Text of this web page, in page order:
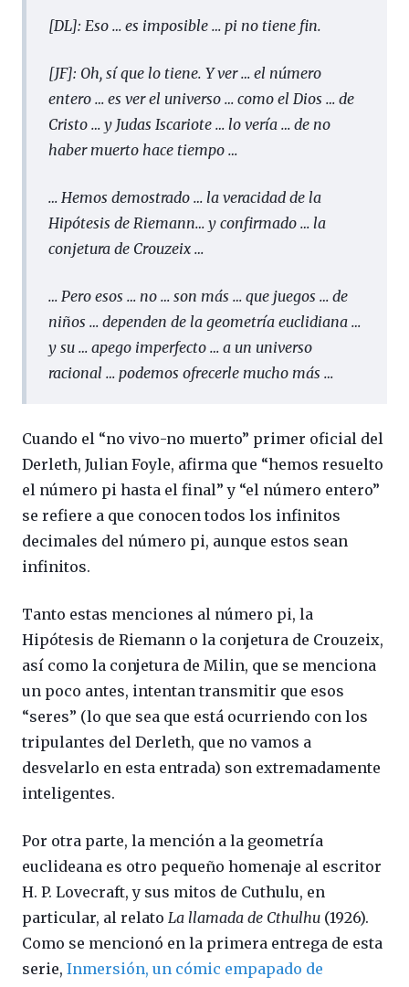
[DL]: Eso … es imposible … pi no tiene fin.
[JF]: Oh, sí que lo tiene. Y ver … el número
entero … es ver el universo … como el Dios … de
Cristo … y Judas Iscariote … lo vería … de no
haber muerto hace tiempo …
… Hemos demostrado … la veracidad de la
Hipótesis de Riemann… y confirmado … la
conjetura de Crouzeix …
… Pero esos … no … son más … que juegos … de
niños … dependen de la geometría euclidiana …
y su … apego imperfecto … a un universo
racional … podemos ofrecerle mucho más …
Cuando el “no vivo-no muerto” primer oficial del
Derleth, Julian Foyle, afirma que “hemos resuelto
el número pi hasta el final” y “el número entero”
se refiere a que conocen todos los infinitos
decimales del número pi, aunque estos sean
infinitos.
Tanto estas menciones al número pi, la
Hipótesis de Riemann o la conjetura de Crouzeix,
así como la conjetura de Milin, que se menciona
un poco antes, intentan transmitir que esos
“seres” (lo que sea que está ocurriendo con los
tripulantes del Derleth, que no vamos a
desvelarlo en esta entrada) son extremadamente
inteligentes.
Por otra parte, la mención a la geometría
euclideana es otro pequeño homenaje al escritor
H. P. Lovecraft, y sus mitos de Cuthulu, en
particular, al relato La llamada de Cthulhu (1926).
Como se mencionó en la primera entrega de esta
serie, Inmersión, un cómic empapado de